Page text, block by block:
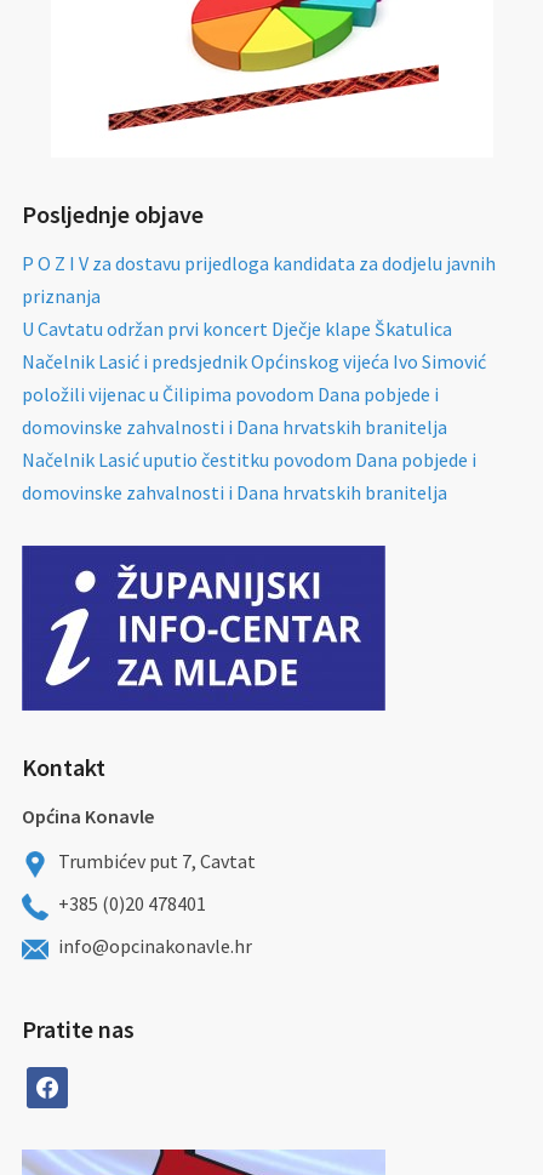
Posljednje objave
P O Z I V za dostavu prijedloga kandidata za dodjelu javnih
priznanja
U Cavtatu održan prvi koncert Dječje klape Škatulica
Načelnik Lasić i predsjednik Općinskog vijeća Ivo Simović
položili vijenac u Čilipima povodom Dana pobjede i
domovinske zahvalnosti i Dana hrvatskih branitelja
Načelnik Lasić uputio čestitku povodom Dana pobjede i
domovinske zahvalnosti i Dana hrvatskih branitelja
Kontakt
Općina Konavle
Trumbićev put 7, Cavtat
+385 (0)20 478401
info@opcinakonavle.hr
Pratite nas
facebook